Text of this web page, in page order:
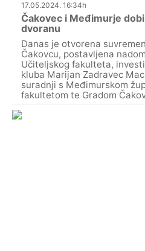
17.05.2024. 16:34h
Čakovec i Međimurje
dvoranu
Danas je otvorena
Čakovcu, postavljena
Učiteljskog fakulteta,
kluba Marijan Zadravec
suradnji s Međimurskom
fakultetom te Gradom